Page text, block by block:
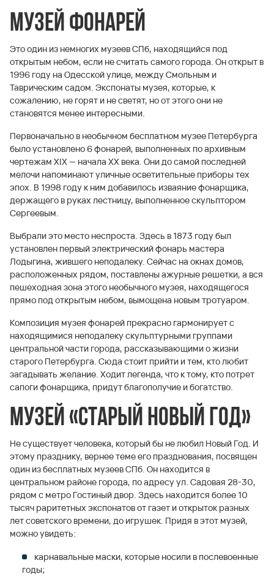
Музей фонарей
Это один из немногих музеев СПб, находящийся под
открытым небом, если не считать самого города. Он открыт в
1996 году на Одесской улице, между Смольным и
Таврическим садом. Экспонаты музея, которые, к
сожалению, не горят и не светят, но от этого они не
становятся менее интересными.
Первоначально в необычном бесплатном музее Петербурга
было установлено 6 фонарей, выполненных по архивным
чертежам XIX — начала XX века. Они до самой последней
мелочи напоминают уличные осветительные приборы тех
эпох. В 1998 году к ним добавилось изваяние фонарщика,
держащего в руках лестницу, выполненное скульптором
Сергеевым.
Выбрали это место неспроста. Здесь в 1873 году был
установлен первый электрический фонарь мастера
Лодыгина, жившего неподалеку. Сейчас на окнах домов,
расположенных рядом, поставлены ажурные решетки, а вся
пешеходная зона этого необычного музея, находящегося
прямо под открытым небом, вымощена новым тротуаром.
Композиция музея фонарей прекрасно гармонирует с
находящимися неподалеку скульптурными группами
центральной части города, рассказывающими о жизни
старого Петербурга. Сюда стоит прийти и тем, кто любит
загадывать желание. Ходит легенда, что к тому, кто потрет
сапоги фонарщика, придут благополучие и богатство.
Музей «Старый Новый год»
Не существует человека, который бы не любил Новый Год. И
этому празднику, вернее теме его празднования, посвящен
один из бесплатных музеев СПб. Он находится в
центральном районе города, по адресу ул. Садовая 28-30,
рядом с метро Гостиный двор. Здесь находится более 10
тысяч раритетных экспонатов от газет и открыток разных
лет советского времени, до игрушек. Придя в этот музей,
можно увидеть:
карнавальные маски, которые носили в послевоенные
годы;